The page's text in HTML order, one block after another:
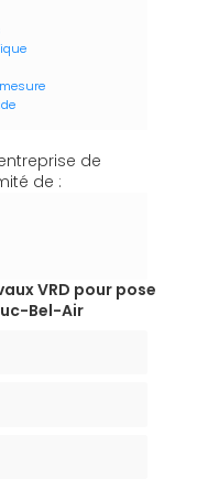
de
de :
VRD pour pose
Bel-Air